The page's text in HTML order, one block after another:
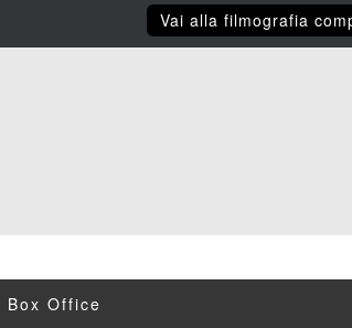
Vai alla filmografia
Box Office